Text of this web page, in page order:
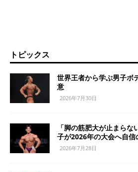
トピックス
世界王者から学ぶ男子ボ
意
2026年7月30日
「脚の筋肥大が止まら
子が2026年の大会へ自信
2026年7月28日